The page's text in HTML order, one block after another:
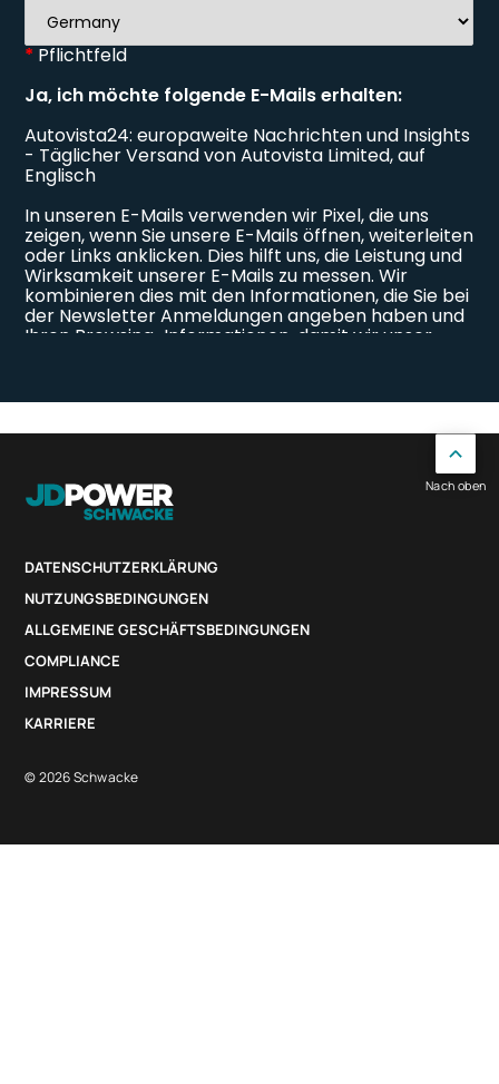
DATENSCHUTZERKLÄRUNG
NUTZUNGSBEDINGUNGEN
ALLGEMEINE GESCHÄFTSBEDINGUNGEN
COMPLIANCE
IMPRESSUM
KARRIERE
© 2026 Schwacke
Nach oben